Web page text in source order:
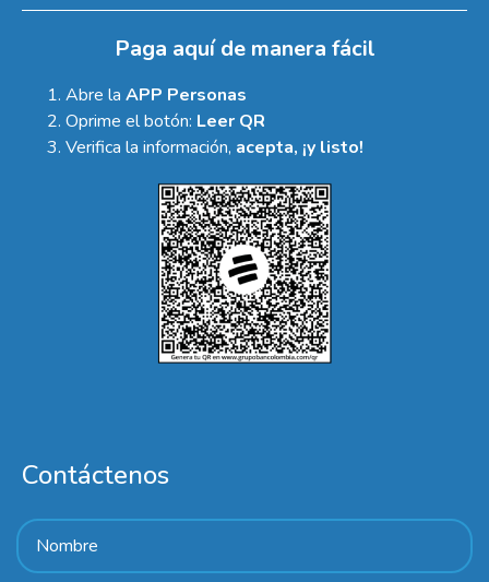
Paga aquí de manera fácil
Abre la APP Personas
Oprime el botón: Leer QR
Verifica la información, acepta, ¡y listo!
Contáctenos